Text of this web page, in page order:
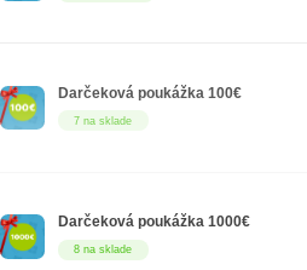
7 na sklade
Darčeková poukážka 100€
8 na sklade
Darčeková poukážka 1000€